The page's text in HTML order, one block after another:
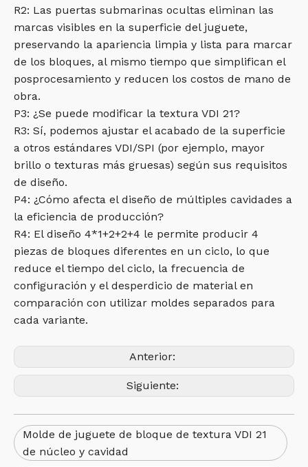
R2: Las puertas submarinas ocultas eliminan las
marcas visibles en la superficie del juguete,
preservando la apariencia limpia y lista para marcar
de los bloques, al mismo tiempo que simplifican el
posprocesamiento y reducen los costos de mano de
obra.
P3: ¿Se puede modificar la textura VDI 21?
R3: Sí, podemos ajustar el acabado de la superficie
a otros estándares VDI/SPI (por ejemplo, mayor
brillo o texturas más gruesas) según sus requisitos
de diseño.
P4: ¿Cómo afecta el diseño de múltiples cavidades a
la eficiencia de producción?
R4: El diseño 4*1+2+2+4 le permite producir 4
piezas de bloques diferentes en un ciclo, lo que
reduce el tiempo del ciclo, la frecuencia de
configuración y el desperdicio de material en
comparación con utilizar moldes separados para
cada variante.
Anterior:
Siguiente:
Molde de juguete de bloque de textura VDI 21
de núcleo y cavidad